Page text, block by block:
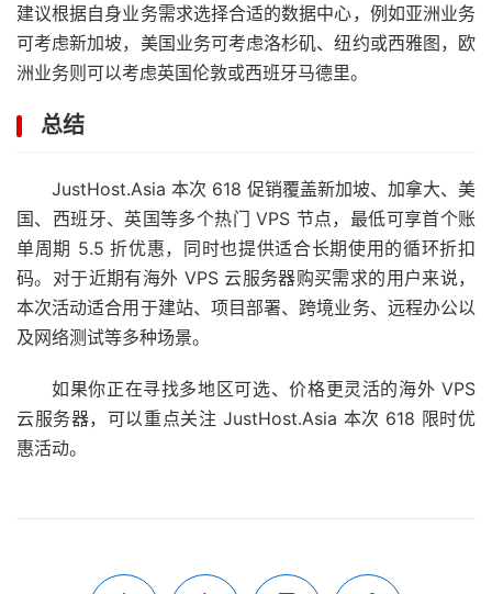
建议根据自身业务需求选择合适的数据中心，例如亚洲业务
可考虑新加坡，美国业务可考虑洛杉矶、纽约或西雅图，欧
洲业务则可以考虑英国伦敦或西班牙马德里。
总结
JustHost.Asia 本次 618 促销覆盖新加坡、加拿大、美
国、西班牙、英国等多个热门 VPS 节点，最低可享首个账
单周期 5.5 折优惠，同时也提供适合长期使用的循环折扣
码。对于近期有海外 VPS 云服务器购买需求的用户来说，
本次活动适合用于建站、项目部署、跨境业务、远程办公以
及网络测试等多种场景。
如果你正在寻找多地区可选、价格更灵活的海外 VPS
云服务器，可以重点关注 JustHost.Asia 本次 618 限时优
惠活动。